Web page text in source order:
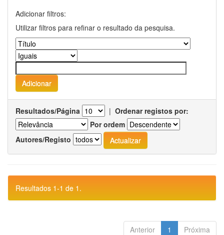
Adicionar filtros:
Utilizar filtros para refinar o resultado da pesquisa.
Resultados/Página | Ordenar registos por:
Por ordem
Autores/Registo
Resultados 1-1 de 1.
Anterior 1 Próxima